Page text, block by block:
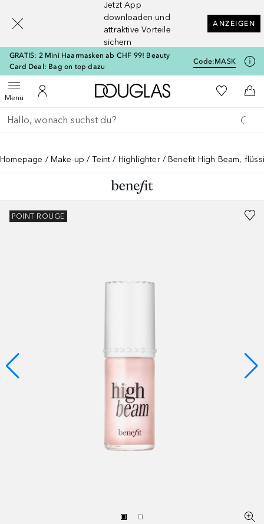
Jetzt App
downloaden und
attraktive Vorteile
sichern
ANZEIGEN
GRATIS: 2 Mini Haarmasken ab CHF 99! Beauty
Card Deal: Bag on top dazu
Code:MASK
MenüMenü öffnenZu Meinem Kundenkonto
Zur Douglas Startseite
Zu Meiner
Gehe zurück
Suche ausführen
Homepage Make-up Teint Highlighter Benefit High Beam,
POINT ROUGE
[navigation.slideout.screenreader]